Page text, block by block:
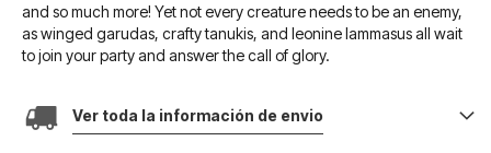
and so much more! Yet not every creature needs to be an enemy,
as winged garudas, crafty tanukis, and leonine lammasus all wait
to join your party and answer the call of glory.
Ver toda la información de envio